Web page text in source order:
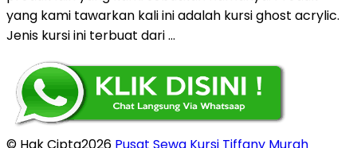
yang kami tawarkan kali ini adalah kursi ghost acrylic.
Jenis kursi ini terbuat dari …
© Hak Cipta2026 Pusat Sewa Kursi Tiffany Murah